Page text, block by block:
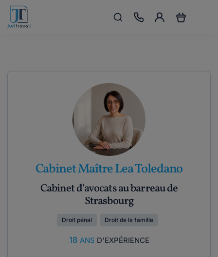
Cabinet Maître Lea Toledano
Cabinet d'avocats au barreau de
Strasbourg
Droit pénal Droit de la famille
18 ANS D'EXPÉRIENCE